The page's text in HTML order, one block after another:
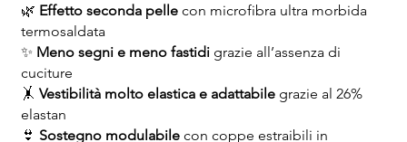
🌿 Effetto seconda pellecon microfibra ultra morbida
termosaldata
✨ Meno segni e meno fastidigrazie all’assenza di
cuciture
🤸 Vestibilità molto elastica e adattabilegrazie al 26%
elastan
👙 Sostegno modulabilecon coppe estraibili in